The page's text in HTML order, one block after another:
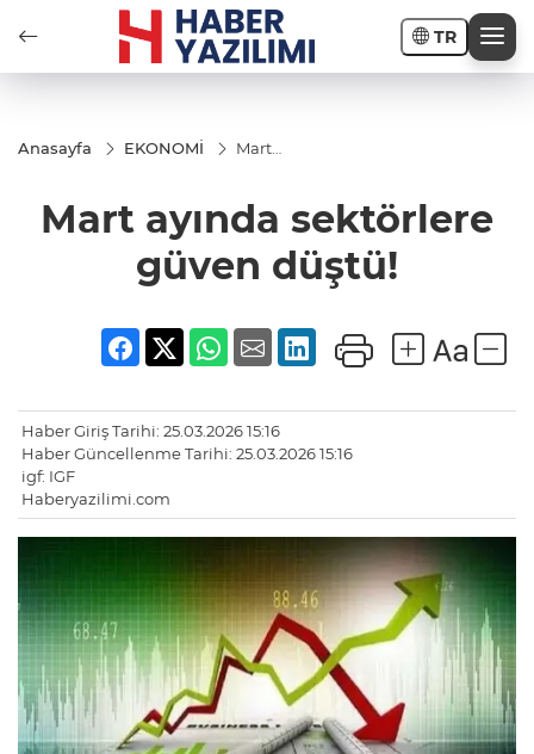
TR
Anasayfa EKONOMİ
Mart
güven
düştü!
Mart ayında sektörlere
güven düştü!
Haber Giriş Tarihi: 25.03.2026 15:16
Haber Güncellenme Tarihi: 25.03.2026 15:16
igf: IGF
Haberyazilimi.com